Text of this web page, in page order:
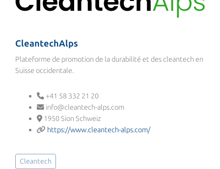
CleantechAlps
Plateforme de promotion de la durabilité et des cleantech en
Suisse occidentale.
+41 58 332 21 20
info@cleantech-alps.com
1950 Sion Schweiz
https://www.cleantech-alps.com/
Cleantech